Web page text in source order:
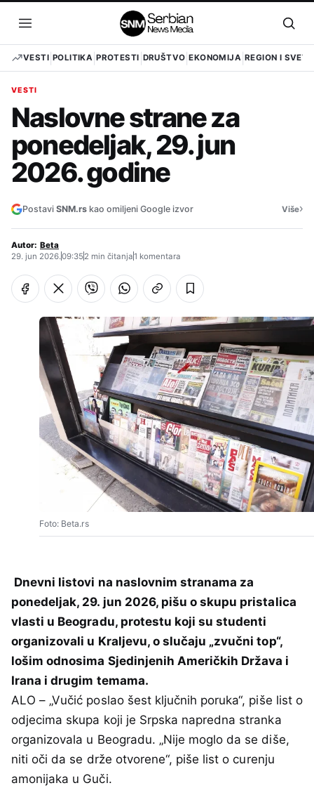
sadržaj
Otvori
meni
VESTI POLITIKA PROTESTI DRUŠTVO EKONOMIJA REGION I SVET
VESTI
Naslovne strane za
ponedeljak, 29. jun
2026. godine
Postavi SNM.rs kao omiljeni Google izvor Više›
Autor: Beta
29. jun 2026.09:352 min čitanja1 komentara
Foto: Beta.rs
Dnevni listovi na naslovnim stranama za
ponedeljak, 29. jun 2026, pišu o skupu pristalica
vlasti u Beogradu, protestu koji su studenti
organizovali u Kraljevu, o slučaju „zvučni top“,
lošim odnosima Sjedinjenih Američkih Država i
Irana i drugim temama.
ALO – „Vučić poslao šest ključnih poruka“, piše list o
odjecima skupa koji je Srpska napredna stranka
organizovala u Beogradu. „Nije moglo da se diše,
niti oči da se drže otvorene“, piše list o curenju
amonijaka u Guči.